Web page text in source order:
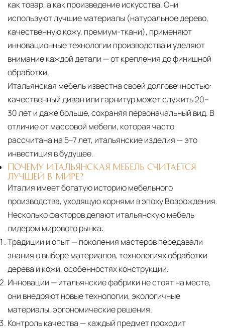
как товар, а как произведение искусства. Они
используют лучшие материалы (натуральное дерево,
качественную кожу, премиум-ткани), применяют
инновационные технологии производства и уделяют
внимание каждой детали — от крепления до финишной
обработки.
Итальянская мебель известна своей долговечностью:
качественный диван или гарнитур может служить 20–
30 лет и даже больше, сохраняя первоначальный вид. В
отличие от массовой мебели, которая часто
рассчитана на 5–7 лет, итальянские изделия — это
инвестиция в будущее.
ПОЧЕМУ ИТАЛЬЯНСКАЯ МЕБЕЛЬ СЧИТАЕТСЯ
ЛУЧШЕЙ В МИРЕ?
Италия имеет богатую историю мебельного
производства, уходящую корнями в эпоху Возрождения.
Несколько факторов делают итальянскую мебель
лидером мирового рынка:
Традиции и опыт— поколения мастеров передавали
знания о выборе материалов, технологиях обработки
дерева и кожи, особенностях конструкции.
Инновации — итальянские фабрики не стоят на месте,
они внедряют новые технологии, экологичные
материалы, эргономические решения.
Контроль качества — каждый предмет проходит